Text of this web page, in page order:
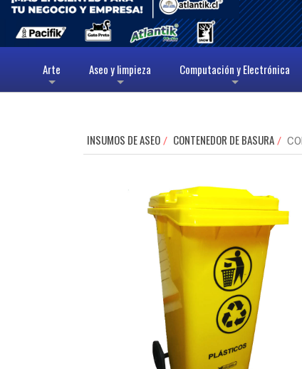
+
Arte
+
Aseo y limpieza
+
Computación y Electrónica
INSUMOS DE ASEO CONTENEDOR DE BASURA